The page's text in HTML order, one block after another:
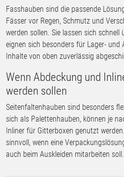
Fasshauben sind die passende
Fässer vor Regen, Schmutz und
werden sollen. Sie lassen sich schnell
eignen sich besonders für Lager- und
Inhalte von oben zuverlässig
Wenn Abdeckung und
werden sollen
Seitenfaltenhauben sind besonders
sich als Palettenhauben, können je
Inliner für Gitterboxen genutzt
sinnvoll, wenn eine
auch beim Auskleiden mitarbeiten soll.